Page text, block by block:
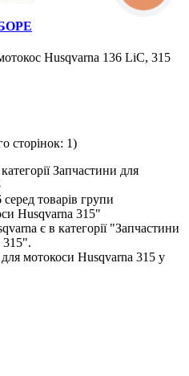
Husqvarna 136 LiC, 315
сторінок: 1)
Запчастини для
товарів групи
Husqvarna 315"
є в категорії "Запчастини
315".
мотокоси Husqvarna 315 у